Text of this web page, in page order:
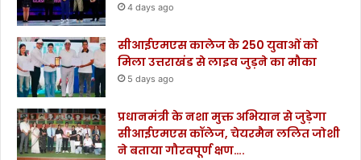
4 days ago
सीआईएमएस कालेज के 250 युवाओं को
मिला उत्तराखंड से लाइव जुड़ने का मौका
5 days ago
प्रधानमंत्री के नशा मुक्त अभियान से जुड़ेगा
सीआईएमएस कॉलेज, चेयरमैन ललित जोशी
ने बताया गौरवपूर्ण क्षण….